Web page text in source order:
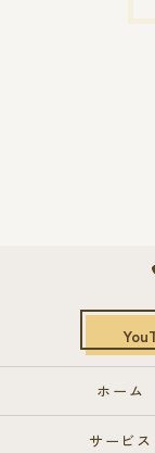
ホーム
サービス